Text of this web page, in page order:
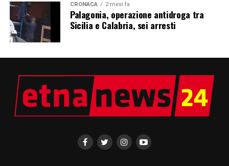
CRONACA 2 mesi fa
Palagonia, operazione antidroga tra
Sicilia e Calabria, sei arresti